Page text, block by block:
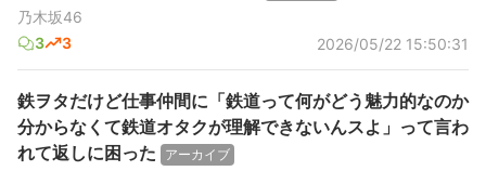
乃木坂46
3
3 2026/05/22 15:50:31
鉄ヲタだけど仕事仲間に「鉄道って何がどう魅力的なのか
分からなくて鉄道オタクが理解できないんスよ」って言わ
れて返しに困った
アーカイブ